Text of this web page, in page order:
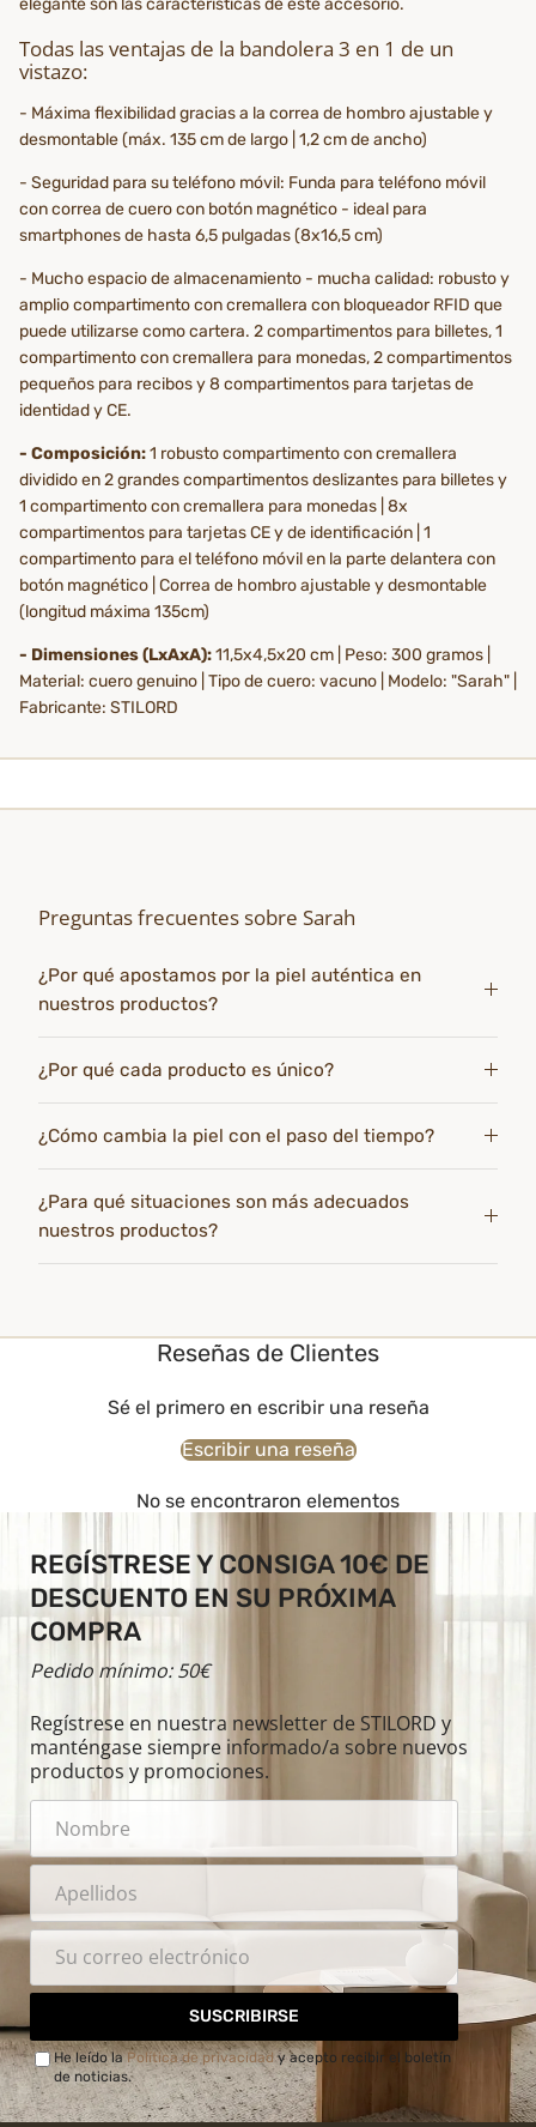
Todas las ventajas de la bandolera 3 en 1 de un
vistazo:
- Máxima flexibilidad gracias a la correa de hombro ajustable y
desmontable (máx. 135 cm de largo | 1,2 cm de ancho)
- Seguridad para su teléfono móvil: Funda para teléfono móvil
con correa de cuero con botón magnético - ideal para
smartphones de hasta 6,5 pulgadas (8x16,5 cm)
- Mucho espacio de almacenamiento - mucha calidad: robusto y
amplio compartimento con cremallera con bloqueador RFID que
puede utilizarse como cartera. 2 compartimentos para billetes, 1
compartimento con cremallera para monedas, 2 compartimentos
pequeños para recibos y 8 compartimentos para tarjetas de
identidad y CE.
- Composición:1 robusto compartimento con cremallera
dividido en 2 grandes compartimentos deslizantes para billetes y
1 compartimento con cremallera para monedas | 8x
compartimentos para tarjetas CE y de identificación | 1
compartimento para el teléfono móvil en la parte delantera con
botón magnético | Correa de hombro ajustable y desmontable
(longitud máxima 135cm)
- Dimensiones (LxAxA):11,5x4,5x20 cm | Peso: 300 gramos |
Material: cuero genuino | Tipo de cuero: vacuno | Modelo: "Sarah" |
Fabricante: STILORD
Preguntas frecuentes sobre Sarah
¿Por qué apostamos por la piel auténtica en
nuestros productos?
¿Por qué cada producto es único?
¿Cómo cambia la piel con el paso del tiempo?
¿Para qué situaciones son más adecuados
nuestros productos?
Reseñas de Clientes
Sé el primero en escribir una reseña
Escribir una reseña
No se encontraron elementos
REGÍSTRESE Y CONSIGA 10€ DE
DESCUENTO EN SU PRÓXIMA
COMPRA
Pedido mínimo: 50€
Regístrese en nuestra newsletter de STILORD y
manténgase siempre informado/a sobre nuevos
productos y promociones.
SUSCRIBIRSE
He leído laPolítica de privacidady acepto recibir el boletín
de noticias.